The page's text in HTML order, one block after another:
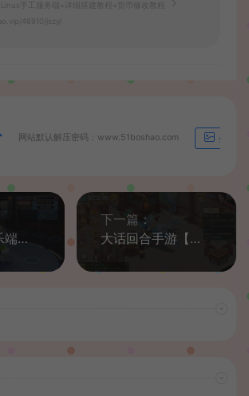
手工服务端+详细搭建教程+货币修改教程
46910/jszy/
网站默认解压密码：www.51boshao.com 生成海
舞蹈休闲音乐端游【劲舞团V16.7.0冰雪情缘】最新整理WIN系半手工服务端+PC客户端+网页注册+登录器+加密工具+打包工具+详细搭建教程+视频教程
下一篇：
大话回合手游【最新引擎之缥缈星卡】最新整理Linux手工服务端+安卓苹果双端+管理后台+CDK后台+详细搭建教程+视频教程